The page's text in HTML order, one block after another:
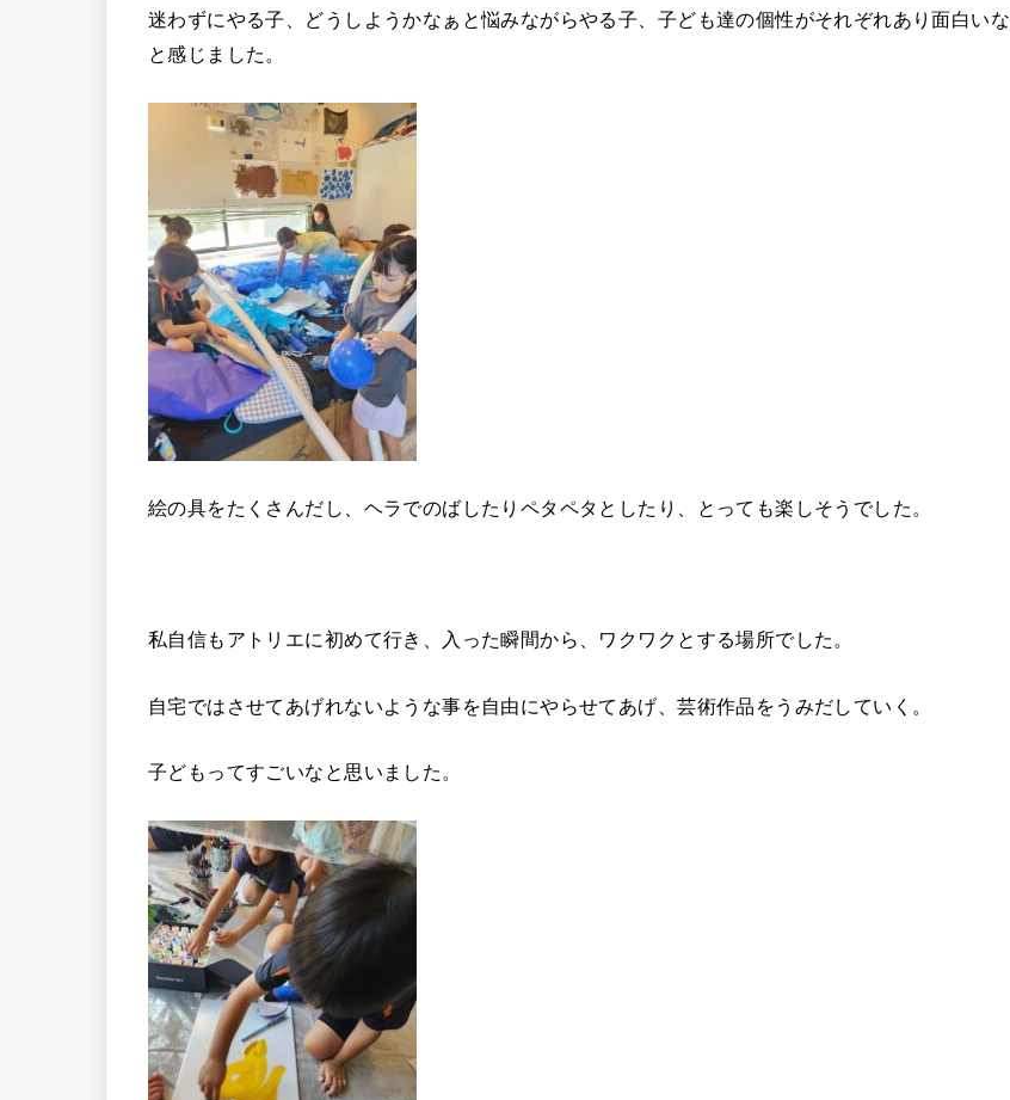
迷わずにやる子、どうしようかなぁと悩みながらやる子、子ども達の個性がそれぞれあり面白いな
と感じました。
絵の具をたくさんだし、ヘラでのばしたりペタペタとしたり、とっても楽しそうでした。
私自信もアトリエに初めて行き、入った瞬間から、ワクワクとする場所でした。
自宅ではさせてあげれないような事を自由にやらせてあげ、芸術作品をうみだしていく。
子どもってすごいなと思いました。